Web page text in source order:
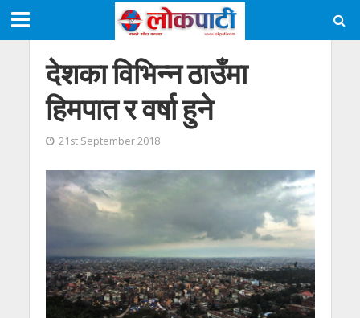
देशका विभिन्न ठाउँमा
हिमपात र वर्षा हुने
21st September 2018